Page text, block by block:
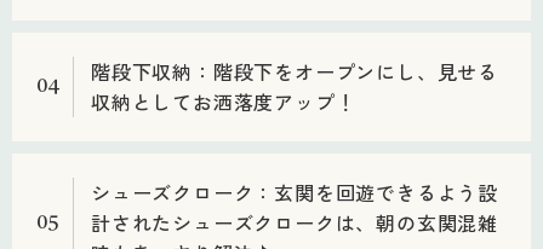
04
階段下収納：階段下をオープンにし、見せる
収納としてお洒落度アップ！
05
シューズクローク：玄関を回遊できるよう設
計されたシューズクロークは、朝の玄関混雑